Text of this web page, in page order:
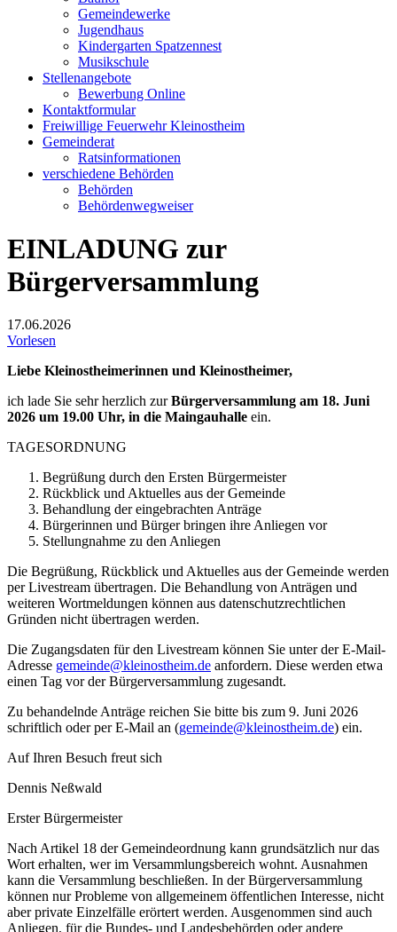
Gemeindewerke
Jugendhaus
Kindergarten Spatzennest
Musikschule
Stellenangebote
Bewerbung Online
Kontaktformular
Freiwillige Feuerwehr Kleinostheim
Gemeinderat
Ratsinformationen
verschiedene Behörden
Behörden
Behördenwegweiser
EINLADUNG zur
Bürgerversammlung
17.06.2026
Vorlesen
Liebe Kleinostheimerinnen und Kleinostheimer,
ich lade Sie sehr herzlich zurBürgerversammlung am 18. Juni
2026 um 19.00 Uhr, in die Maingauhalle ein.
TAGESORDNUNG
Begrüßung durch den Ersten Bürgermeister
Rückblick und Aktuelles aus der Gemeinde
Behandlung der eingebrachten Anträge
Bürgerinnen und Bürger bringen ihre Anliegen vor
Stellungnahme zu den Anliegen
Die Begrüßung, Rückblick und Aktuelles aus der Gemeinde werden
per Livestream übertragen. Die Behandlung von Anträgen und
weiteren Wortmeldungen können aus datenschutzrechtlichen
Gründen nicht übertragen werden.
Die Zugangsdaten für den Livestream können Sie unter der E-Mail-
Adresse gemeinde@kleinostheim.de anfordern. Diese werden etwa
einen Tag vor der Bürgerversammlung zugesandt.
Zu behandelnde Anträge reichen Sie bitte bis zum 9. Juni 2026
schriftlich oder per E-Mail an (gemeinde@kleinostheim.de) ein.
Auf Ihren Besuch freut sich
Dennis Neßwald
Erster Bürgermeister
Nach Artikel 18 der Gemeindeordnung kann grundsätzlich nur das
Wort erhalten, wer im Versammlungsbereich wohnt. Ausnahmen
kann die Versammlung beschließen. In der Bürgerversammlung
können nur Probleme von allgemeinem öffentlichen Interesse, nicht
aber private Einzelfälle erörtert werden. Ausgenommen sind auch
Anliegen, für die Bundes- und Landesbehörden oder andere